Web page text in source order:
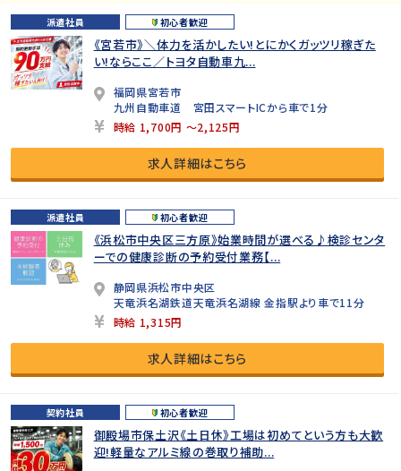
派遣社員 初心者歓迎
《宮若市》＼体力を活かしたい!とにかくガッツリ稼ぎた
い!ならここ／トヨタ自動車九...
福岡県宮若市
九州自動車道 宮田スマートICから車で1分
時給 1,700円 ～2,125円
求人詳細はこちら
派遣社員 初心者歓迎
《浜松市中央区三方原》始業時間が選べる♪検診センタ
ーでの健康診断の予約受付業務【...
静岡県浜松市中央区
天竜浜名湖鉄道天竜浜名湖線 金指駅より車で11分
時給 1,315円
求人詳細はこちら
契約社員 初心者歓迎
御殿場市保土沢《土日休》工場は初めてという方も大歓
迎!軽量なアルミ線の巻取り補助...